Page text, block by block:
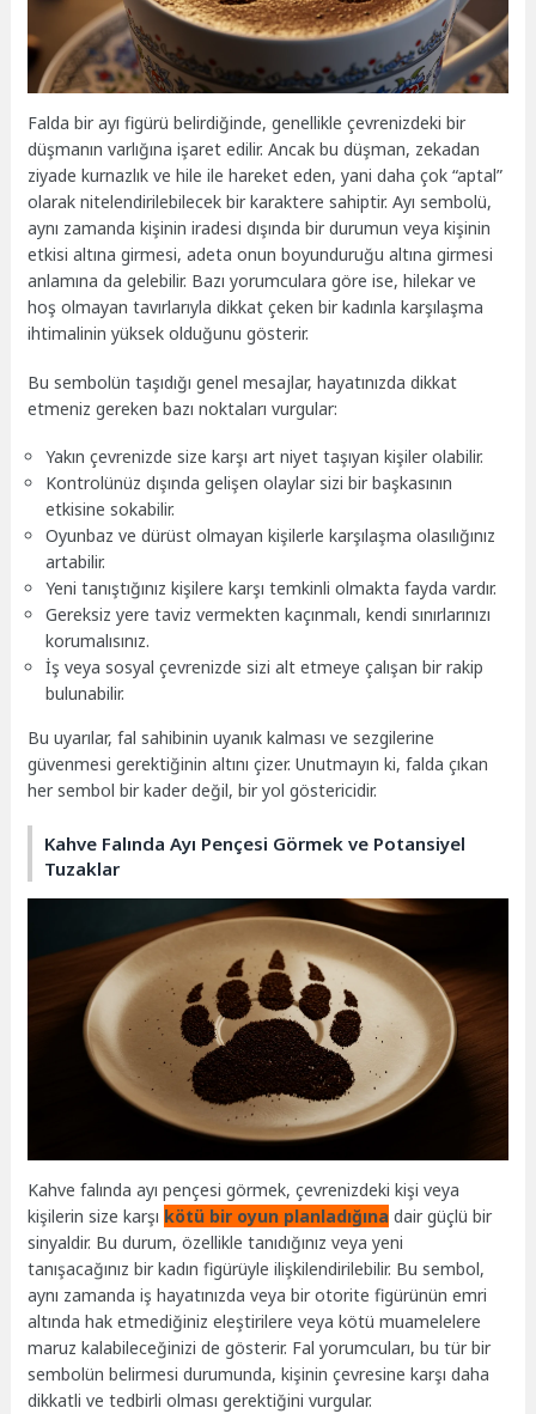
Falda bir ayı figürü belirdiğinde, genellikle çevrenizdeki bir
düşmanın varlığına işaret edilir. Ancak bu düşman, zekadan
ziyade kurnazlık ve hile ile hareket eden, yani daha çok “aptal”
olarak nitelendirilebilecek bir karaktere sahiptir. Ayı sembolü,
aynı zamanda kişinin iradesi dışında bir durumun veya kişinin
etkisi altına girmesi, adeta onun boyunduruğu altına girmesi
anlamına da gelebilir. Bazı yorumculara göre ise, hilekar ve
hoş olmayan tavırlarıyla dikkat çeken bir kadınla karşılaşma
ihtimalinin yüksek olduğunu gösterir.
Bu sembolün taşıdığı genel mesajlar, hayatınızda dikkat
etmeniz gereken bazı noktaları vurgular:
Yakın çevrenizde size karşı art niyet taşıyan kişiler olabilir.
Kontrolünüz dışında gelişen olaylar sizi bir başkasının
etkisine sokabilir.
Oyunbaz ve dürüst olmayan kişilerle karşılaşma olasılığınız
artabilir.
Yeni tanıştığınız kişilere karşı temkinli olmakta fayda vardır.
Gereksiz yere taviz vermekten kaçınmalı, kendi sınırlarınızı
korumalısınız.
İş veya sosyal çevrenizde sizi alt etmeye çalışan bir rakip
bulunabilir.
Bu uyarılar, fal sahibinin uyanık kalması ve sezgilerine
güvenmesi gerektiğinin altını çizer. Unutmayın ki, falda çıkan
her sembol bir kader değil, bir yol göstericidir.
Kahve Falında Ayı Pençesi Görmek ve Potansiyel
Tuzaklar
Kahve falında ayı pençesi görmek, çevrenizdeki kişi veya
kişilerin size karşı kötü bir oyun planladığına dair güçlü bir
sinyaldir. Bu durum, özellikle tanıdığınız veya yeni
tanışacağınız bir kadın figürüyle ilişkilendirilebilir. Bu sembol,
aynı zamanda iş hayatınızda veya bir otorite figürünün emri
altında hak etmediğiniz eleştirilere veya kötü muamelelere
maruz kalabileceğinizi de gösterir. Fal yorumcuları, bu tür bir
sembolün belirmesi durumunda, kişinin çevresine karşı daha
dikkatli ve tedbirli olması gerektiğini vurgular.